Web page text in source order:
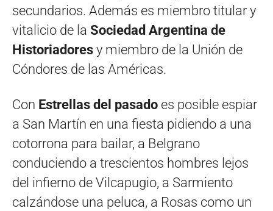
secundarios. Además es miembro titular y
vitalicio de la Sociedad Argentina de
Historiadores y miembro de la Unión de
Cóndores de las Américas.
Con Estrellas del pasado es posible espiar
a San Martín en una fiesta pidiendo a una
cotorrona para bailar, a Belgrano
conduciendo a trescientos hombres lejos
del infierno de Vilcapugio, a Sarmiento
calzándose una peluca, a Rosas como un